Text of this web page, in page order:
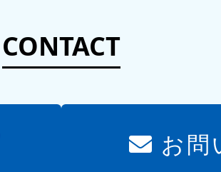
CONTACT
お問